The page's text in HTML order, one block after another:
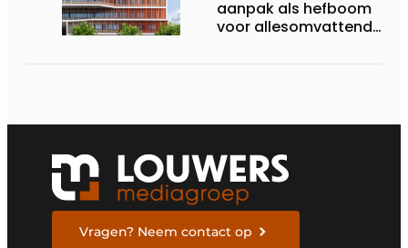
aanpak als hefboom
voor allesomvattende
Vragen? Neem contact op